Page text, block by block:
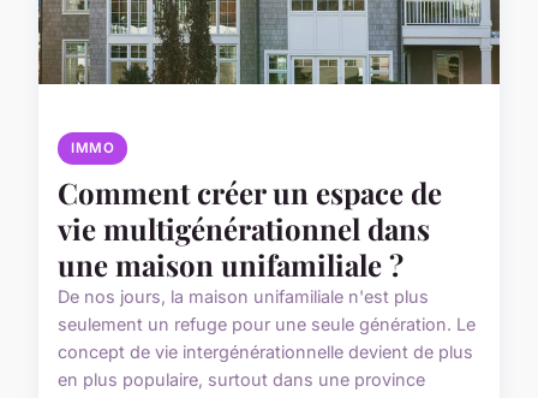
IMMO
Comment créer un espace de
vie multigénérationnel dans
une maison unifamiliale ?
De nos jours, la maison unifamiliale n'est plus
seulement un refuge pour une seule génération. Le
concept de vie intergénérationnelle devient de plus
en plus populaire, surtout dans une province